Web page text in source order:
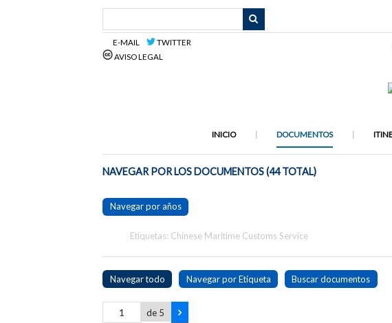
E-MAIL
TWITTER
AVISO LEGAL
INICIO DOCUMENTOS
NAVEGAR POR LOS DOCUMENTOS (44 TOTAL)
Navegar por años
Etiquetas: Chinese Maritime Customs Service
Navegar todo Navegar por Etiqueta Buscar documentos
de 5